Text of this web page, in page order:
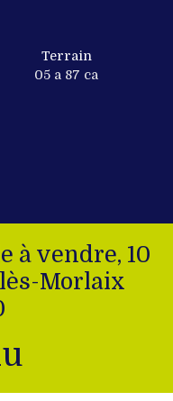
Terrain
05 a 87 ca
à vendre, 10
Morlaix